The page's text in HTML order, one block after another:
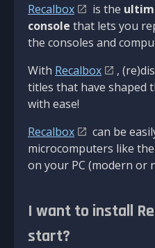
Recalbox is the
console that lets you
the consoles and
With Recalbox
,
titles that have shaped
with ease!
Recalbox
can be
microcomputers like
on your PC (modern or
I want to install
start?